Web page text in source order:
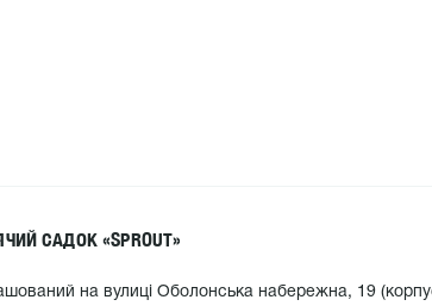
САДОК «SPROUT»
на вулиці Оболонська набережна, 19